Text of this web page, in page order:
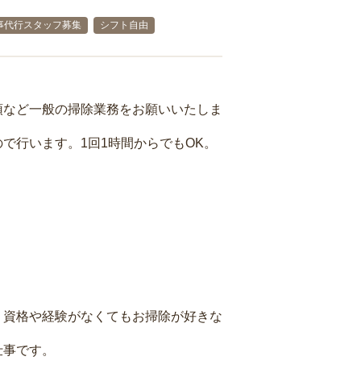
代行スタッフ募集 シフト自由
ど一般の掃除業務をお願いいたしま
行います。1回1時間からでもOK。
格や経験がなくてもお掃除が好きな
です。